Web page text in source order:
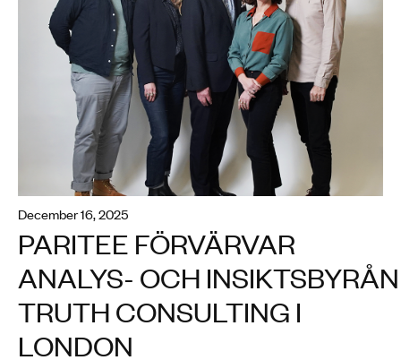
december 16, 2025
PARITEE FÖRVÄRVAR
ANALYS- OCH INSIKTSBYRÅN
TRUTH CONSULTING I
LONDON